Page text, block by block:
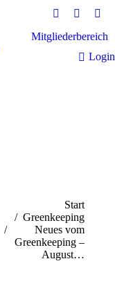
Instagram
page
opens
page
opens
E-
Mitgliederbereich
Login
Sie befinden sich hier:
Start
Greenkeeping
Neues vom
Greenkeeping –
August…